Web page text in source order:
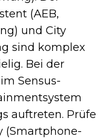
(AEB,
und City
sind komplex
Bei der
Sensus-
auftreten. Prüfe
(Smartphone-